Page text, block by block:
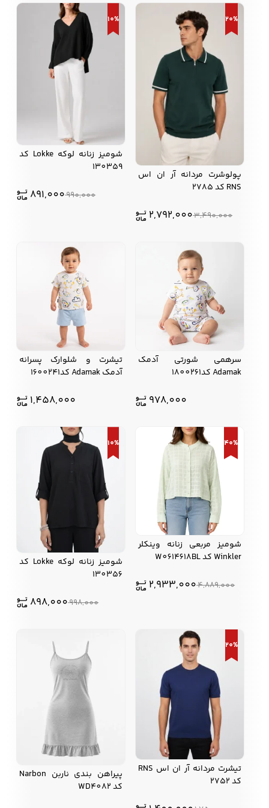
شال و کلاه مردانه چتر مردانه
لباس زیر و راحتی
مردانه
20%
پولوشرت مردانه آر ان اس
RNS کد 2785
3,490,000
2,792,000
10%
شومیز زنانه لوکه Lokke کد
130359
990,000
891,000
سرهمی شورتی آدمک
Adamak کد1800261
978,000
تیشرت و شلوارک پسرانه
آدمک Adamak کد1600241
1,458,000
40%
شومیز مربعی زنانه وینکلر
Winkler کد W0614618BL
4,889,000
2,933,000
10%
شومیز زنانه لوکه Lokke کد
130356
998,000
898,000
20%
تیشرت مردانه آر ان اس RNS
کد 2752
پیراهن بندی ناربن Narbon
کد WD4082